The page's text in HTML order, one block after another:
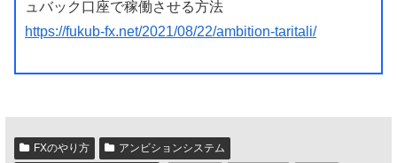
ュバック口座で稼働させる方法
https://fukub-fx.net/2021/08/22/ambition-taritali/
FXのやり方
アンビションシステム